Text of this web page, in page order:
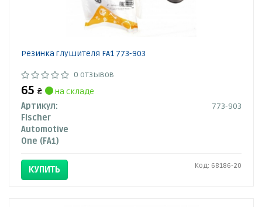
Резинка глушителя FA1 773-903
0 отзывов
65 ₴
на складе
Артикул:
773-903
Fischer
Automotive
One (FA1)
КУПИТЬ Код: 68186-20